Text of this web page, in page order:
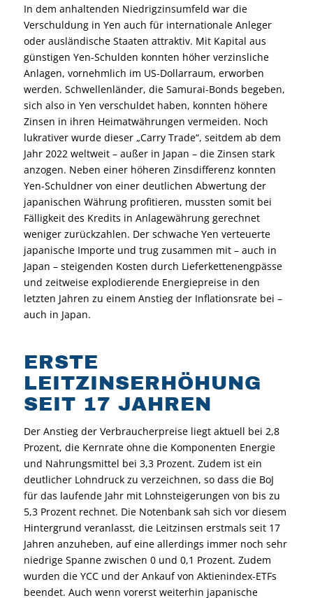
In dem anhaltenden Niedrigzinsumfeld war die
Verschuldung in Yen auch für internationale Anleger
oder ausländische Staaten attraktiv. Mit Kapital aus
günstigen Yen-Schulden konnten höher verzinsliche
Anlagen, vornehmlich im US-Dollarraum, erworben
werden. Schwellenländer, die Samurai-Bonds begeben,
sich also in Yen verschuldet haben, konnten höhere
Zinsen in ihren Heimatwährungen vermeiden. Noch
lukrativer wurde dieser „Carry Trade“, seitdem ab dem
Jahr 2022 weltweit – außer in Japan – die Zinsen stark
anzogen. Neben einer höheren Zinsdifferenz konnten
Yen-Schuldner von einer deutlichen Abwertung der
japanischen Währung profitieren, mussten somit bei
Fälligkeit des Kredits in Anlagewährung gerechnet
weniger zurückzahlen. Der schwache Yen verteuerte
japanische Importe und trug zusammen mit – auch in
Japan – steigenden Kosten durch Lieferkettenengpässe
und zeitweise explodierende Energiepreise in den
letzten Jahren zu einem Anstieg der Inflationsrate bei –
auch in Japan.
ERSTE
LEITZINSERHÖHUNG
SEIT 17 JAHREN
Der Anstieg der Verbraucherpreise liegt aktuell bei 2,8
Prozent, die Kernrate ohne die Komponenten Energie
und Nahrungsmittel bei 3,3 Prozent. Zudem ist ein
deutlicher Lohndruck zu verzeichnen, so dass die BoJ
für das laufende Jahr mit Lohnsteigerungen von bis zu
5,3 Prozent rechnet. Die Notenbank sah sich vor diesem
Hintergrund veranlasst, die Leitzinsen erstmals seit 17
Jahren anzuheben, auf eine allerdings immer noch sehr
niedrige Spanne zwischen 0 und 0,1 Prozent. Zudem
wurden die YCC und der Ankauf von Aktienindex-ETFs
beendet. Auch wenn vorerst weiterhin japanische